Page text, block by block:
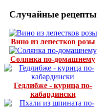
Случайные рецепты
Вино из лепестков розы
Солянка по-домашнему
Гедлибже - курица по-
кабардински